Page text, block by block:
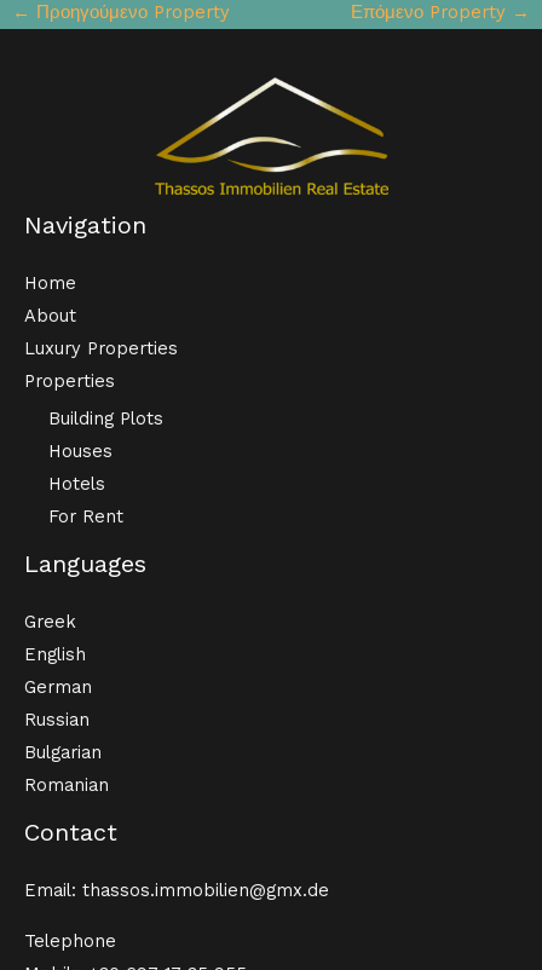
← Προηγούμενο Property Επόμενο Property →
Navigation
Home
About
Luxury Properties
Properties
Building Plots
Houses
Hotels
For Rent
Languages
Greek
English
German
Russian
Bulgarian
Romanian
Contact
Email: thassos.immobilien@gmx.de
Telephone